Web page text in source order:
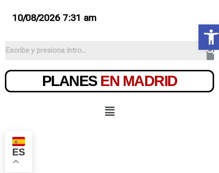
10/08/2026 7:31 am
PLANES EN MADRID
ES